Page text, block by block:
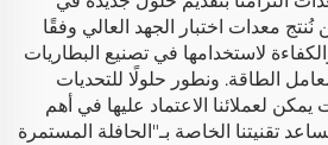
معدات اختبار الجهد العالي وفقًا
لاستخدامها في تصنيع البطاريات
الطاقة. ونطور حلولًا للتحديات
لعملائنا الاعتماد عليها في أهم
تقنيتنا الخاصة بـ"الحافلة المستمرة